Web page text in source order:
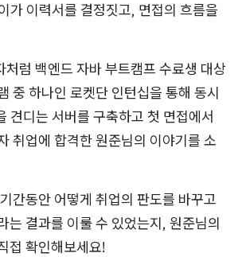
가 이력서를 결정짓고, 면접의 흐름을
처럼 백엔드 자바 부트캠프 수료생 대상
중 하나인 로켓단 인턴십을 통해 동시
견디는 서버를 구축하고 첫 면접에서
취업에 합격한 원준님의 이야기를 소
간동안 어떻게 취업의 판도를 바꾸고
는 결과를 이룰 수 있었는지, 원준님의
접 확인해보세요!